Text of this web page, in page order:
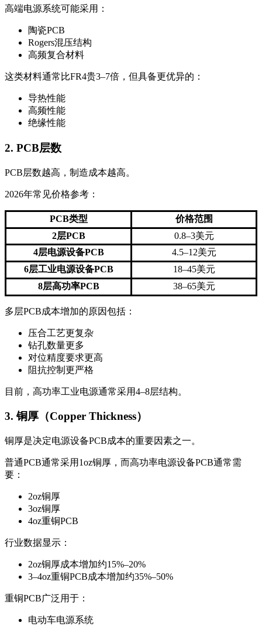
高端电源系统可能采用：
陶瓷PCB
Rogers混压结构
高频复合材料
这类材料通常比FR4贵3–7倍，但具备更优异的：
导热性能
高频性能
绝缘性能
2. PCB层数
PCB层数越高，制造成本越高。
2026年常见价格参考：
PCB类型
价格范围
2层PCB
0.8–3美元
4层电源设备PCB
4.5–12美元
6层工业电源设备PCB
18–45美元
8层高功率PCB
38–65美元
多层PCB成本增加的原因包括：
压合工艺更复杂
钻孔数量更多
对位精度要求更高
阻抗控制更严格
目前，高功率工业电源通常采用4–8层结构。
3. 铜厚（Copper Thickness）
铜厚是决定电源设备PCB成本的重要因素之一。
普通PCB通常采用1oz铜厚，而高功率电源设备PCB通常需
要：
2oz铜厚
3oz铜厚
4oz重铜PCB
行业数据显示：
2oz铜厚成本增加约15%–20%
3–4oz重铜PCB成本增加约35%–50%
重铜PCB广泛用于：
电动车电源系统